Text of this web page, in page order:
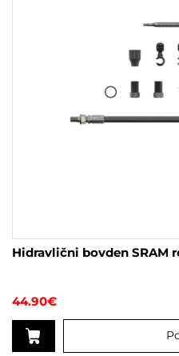
Hidravlični bovden SRAM
44.90€